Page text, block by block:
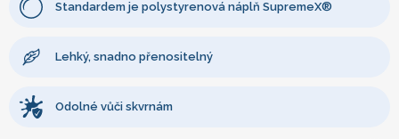
Standardem je polystyrenová náplň SupremeX®
Lehký, snadno přenositelný
Odolné vůči skvrnám